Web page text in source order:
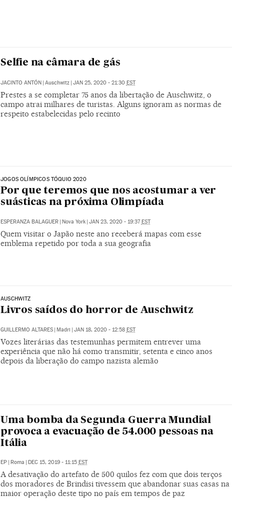
Selfie na câmara de gás
JACINTO ANTÓN | Auschwitz | JAN 25, 2020 - 21:30 EST
Prestes a se completar 75 anos da libertação de Auschwitz, o
campo atrai milhares de turistas. Alguns ignoram as normas de
respeito estabelecidas pelo recinto
JOGOS OLÍMPICOS TÓQUIO 2020
Por que teremos que nos acostumar a ver
suásticas na próxima Olimpíada
ESPERANZA BALAGUER | Nova York | JAN 23, 2020 - 19:37EST
Quem visitar o Japão neste ano receberá mapas com esse
emblema repetido por toda a sua geografia
AUSCHWITZ
Livros saídos do horror de Auschwitz
GUILLERMO ALTARES | Madri | JAN 18, 2020 - 12:58 EST
Vozes literárias das testemunhas permitem entrever uma
experiência que não há como transmitir, setenta e cinco anos
depois da liberação do campo nazista alemão
Uma bomba da Segunda Guerra Mundial
provoca a evacuação de 54.000 pessoas na
Itália
EP | Roma | DEC 15, 2019 - 11:15 EST
A desativação do artefato de 500 quilos fez com que dois terços
dos moradores de Brindisi tivessem que abandonar suas casas na
maior operação deste tipo no país em tempos de paz